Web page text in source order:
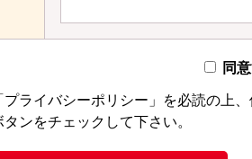
同
プライバシーポリシー」を必読の上
タンをチェックして下さい。